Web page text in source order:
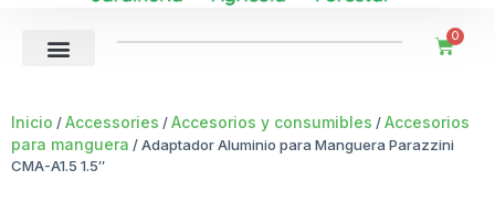
0
Inicio /Accessories /Accesorios y consumibles /Accesorios
para manguera / Adaptador Aluminio para Manguera Parazzini
CMA-A1.5 1.5″